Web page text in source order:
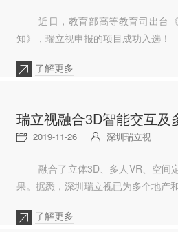
近日，教育部高等教育司出台
知》，瑞立视申报的项目成功入选！
了解更多
瑞立视融合3D智能交互
2019-11-26 深圳瑞立视
融合了立体3D、多人VR、空间
果。据悉，深圳瑞立视已为多个地产
了解更多